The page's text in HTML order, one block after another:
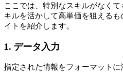
ここでは、特別なスキルがなく
キルを活かして高単価を狙える
イトを紹介します。
1. データ入力
指定された情報をフォーマットに